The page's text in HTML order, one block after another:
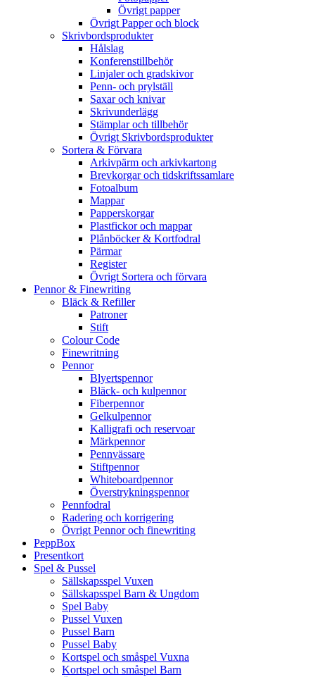
Övrigt papper
Övrigt Papper och block
Skrivbordsprodukter
Hålslag
Konferenstillbehör
Linjaler och gradskivor
Penn- och prylställ
Saxar och knivar
Skrivunderlägg
Stämplar och tillbehör
Övrigt Skrivbordsprodukter
Sortera & Förvara
Arkivpärm och arkivkartong
Brevkorgar och tidskriftssamlare
Fotoalbum
Mappar
Papperskorgar
Plastfickor och mappar
Plånböcker & Kortfodral
Pärmar
Register
Övrigt Sortera och förvara
Pennor & Finewriting
Bläck & Refiller
Patroner
Stift
Colour Code
Finewritning
Pennor
Blyertspennor
Bläck- och kulpennor
Fiberpennor
Gelkulpennor
Kalligrafi och reservoar
Märkpennor
Pennvässare
Stiftpennor
Whiteboardpennor
Överstrykningspennor
Pennfodral
Radering och korrigering
Övrigt Pennor och finewriting
PeppBox
Presentkort
Spel & Pussel
Sällskapsspel Vuxen
Sällskapsspel Barn & Ungdom
Spel Baby
Pussel Vuxen
Pussel Barn
Pussel Baby
Kortspel och småspel Vuxna
Kortspel och småspel Barn